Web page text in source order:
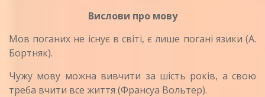
Вислови про мову
Мов поганих не існує в світі, є лише погані язики (А.
Бортняк).
Чужу мову можна вивчити за шість років, а свою
треба вчити все життя (Франсуа Вольтер).